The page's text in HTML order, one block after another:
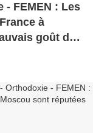
- FEMEN : Les
à
goût du